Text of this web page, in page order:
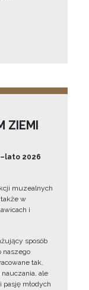
ZIEMI
2026
muzealnych
w
i
sposób
naszego
tak,
ale
młodych